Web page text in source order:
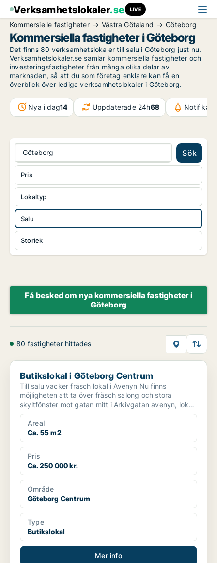
Verksamhetslokaler.se LIVE
Kommersielle fastigheter Västra Götaland Göteborg
Kommersiella fastigheter i Göteborg
Det finns 80 verksamhetslokaler till salu i Göteborg just nu.
Verksamhetslokaler.se samlar kommersiella fastigheter och
investeringsfastigheter från många olika delar av
marknaden, så att du som företag enklare kan få en
överblick över lediga verksamhetslokaler i Göteborg.
Nya i dag14 Uppdaterade 24h68
Göteborg Sök
Lokaltyp
Salu
Storlek
Pris
Få besked om nya kommersiella fastigheter i
Göteborg
80 fastigheter hittades
Butikslokal i Göteborg Centrum
Butikslokal i Göteborg Centrum
Till salu vacker fräsch lokal i Avenyn Nu finns
möjligheten att ta över fräsch salong och stora
skyltfönster mot gatan mitt i Arkivgatan avenyn, lokal
i ce...
Areal
Ca. 55 m2
Pris
Ca. 250 000 kr.
Område
Göteborg Centrum
Type
Butikslokal
Mer info